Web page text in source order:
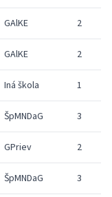
GAlKE 2
GAlKE 2
Iná škola 1
ŠpMNDaG 3
GPriev 2
ŠpMNDaG 3